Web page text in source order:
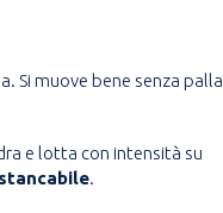
Si muove bene senza palla,
e lotta con intensità su
.